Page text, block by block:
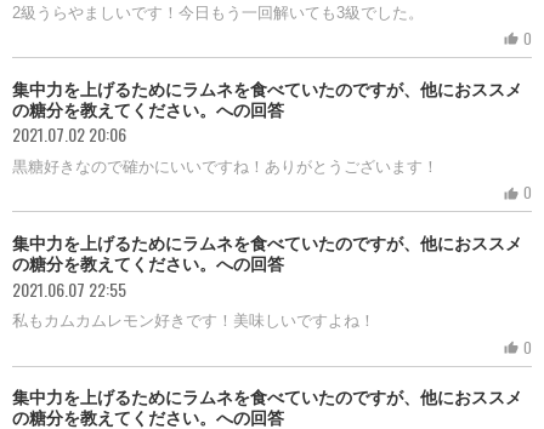
2級うらやましいです！今日もう一回解いても3級でした。
thumb_up 0
集中力を上げるためにラムネを食べていたのですが、他におススメ
の糖分を教えてください。への回答
2021.07.02 20:06
黒糖好きなので確かにいいですね！ありがとうございます！
thumb_up 0
集中力を上げるためにラムネを食べていたのですが、他におススメ
の糖分を教えてください。への回答
2021.06.07 22:55
私もカムカムレモン好きです！美味しいですよね！
thumb_up 0
集中力を上げるためにラムネを食べていたのですが、他におススメ
の糖分を教えてください。への回答